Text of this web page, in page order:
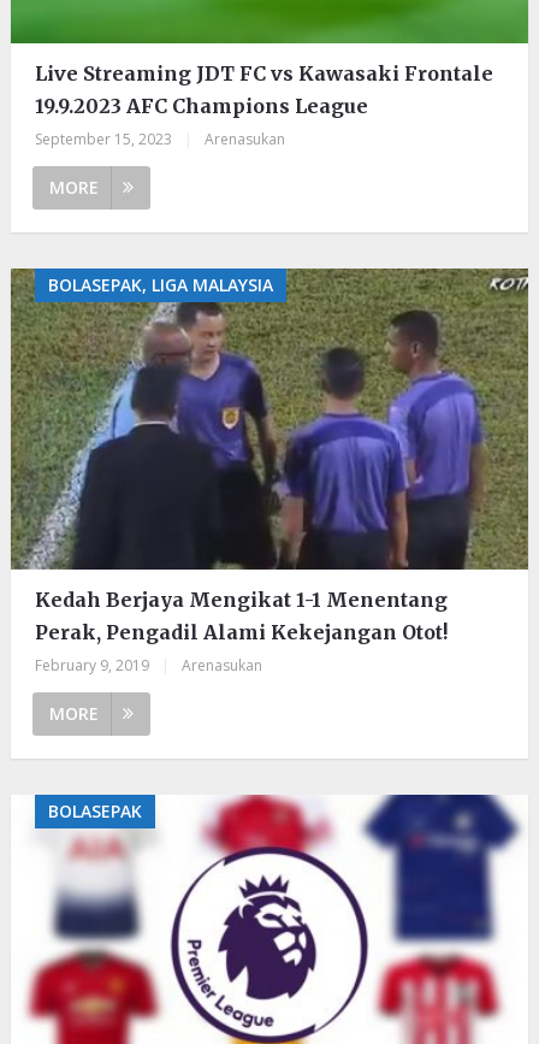
Live Streaming JDT FC vs Kawasaki Frontale
19.9.2023 AFC Champions League
September 15, 2023 Arenasukan
MORE
BOLASEPAK, LIGA MALAYSIA
Kedah Berjaya Mengikat 1-1 Menentang
Perak, Pengadil Alami Kekejangan Otot!
February 9, 2019 Arenasukan
MORE
BOLASEPAK